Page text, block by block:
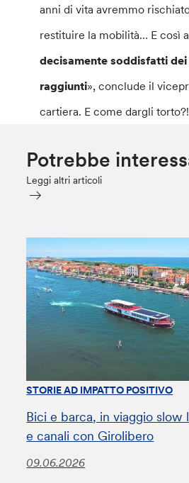
anni di vita avremmo
restituire la mobilità… E così
decisamente soddisfatti
raggiunti», conclude il
cartiera. E come dargli torto?!
Potrebbe
Leggi altri articoli
STORIE AD IMPATTO POSITIVO
Bici e barca, in viaggio slow
e canali con Girolibero
09.06.2026